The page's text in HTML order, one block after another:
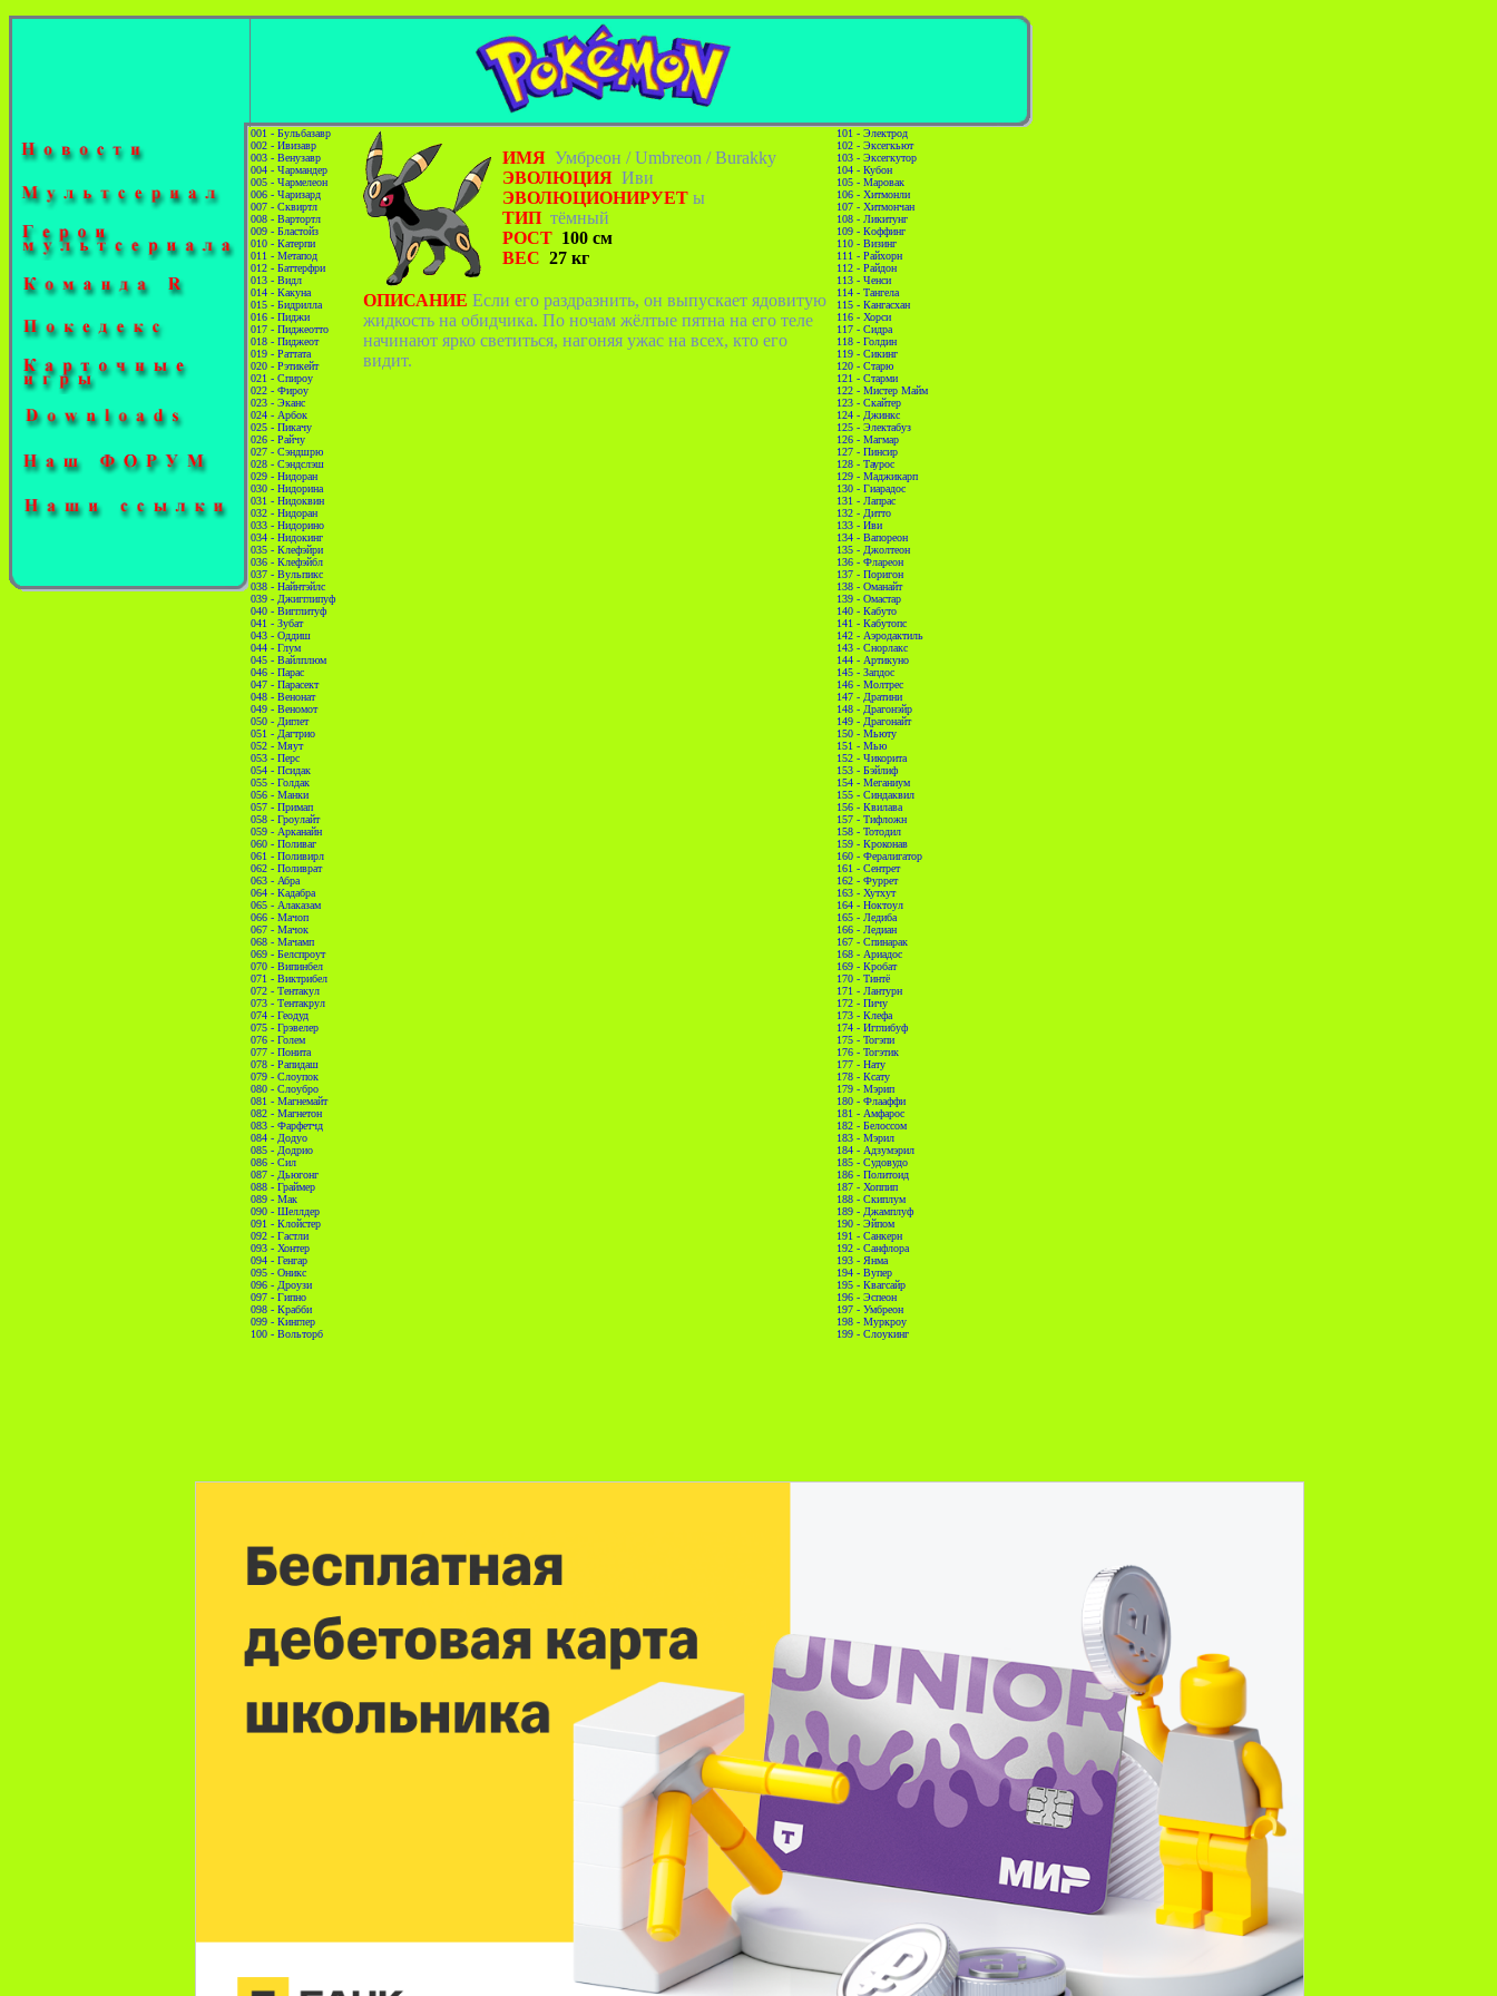
001 - Бульбазавр
002 - Ивизавр
003 - Венузавр
004 - Чармандер
005 - Чармелеон
006 - Чаризард
007 - Сквиртл
008 - Вартортл
009 - Бластойз
010 - Катерпи
011 - Метапод
012 - Баттерфри
013 - Видл
014 - Какуна
015 - Бидрилла
016 - Пиджи
017 - Пиджеотто
018 - Пиджеот
019 - Раттата
020 - Рэтикейт
021 - Спироу
022 - Фироу
023 - Эканс
024 - Арбок
025 - Пикачу
026 - Райчу
027 - Сэндшрю
028 - Сэндслэш
029 - Нидоран
030 - Нидорина
031 - Нидоквин
032 - Нидоран
033 - Нидорино
034 - Нидокинг
035 - Клефэйри
036 - Клефэйбл
037 - Вульпикс
038 - Найнтэйлс
039 - Джигглипуф
040 - Вигглитуф
041 - Зубат
043 - Оддиш
044 - Глум
045 - Вайлплюм
046 - Парас
047 - Парасект
048 - Венонат
049 - Веномот
050 - Диглет
051 - Дагтрио
052 - Мяут
053 - Перс
054 - Псидак
055 - Голдак
056 - Манки
057 - Примап
058 - Гроулайт
059 - Арканайн
060 - Поливаг
061 - Поливирл
062 - Поливрат
063 - Абра
064 - Кадабра
065 - Алаказам
066 - Мачоп
067 - Мачок
068 - Мачамп
069 - Белспроут
070 - Випинбел
071 - Виктрибел
072 - Тентакул
073 - Тентакрул
074 - Геодуд
075 - Грэвелер
076 - Голем
077 - Понита
078 - Рапидаш
079 - Слоупок
080 - Слоубро
081 - Магнемайт
082 - Магнетон
083 - Фарфетчд
084 - Додуо
085 - Додрио
086 - Сил
087 - Дьюгонг
088 - Граймер
089 - Мак
090 - Шеллдер
091 - Клойстер
092 - Гастли
093 - Хонтер
094 - Генгар
095 - Оникс
096 - Дроузи
097 - Гипно
098 - Крабби
099 - Кинглер
100 - Вольторб
ИМЯ Умбреон /Umbreon /Burakky
ЭВОЛЮЦИЯ Иви
ЭВОЛЮЦИОНИРУЕТ ы
ТИП тёмный
РОСТ 100 см
ВЕС 27 кг
ОПИСАНИЕ Если его раздразнить, он выпускает ядовитую
жидкость на обидчика. По ночам жёлтые пятна на его теле
начинают ярко светиться, нагоняя ужас на всех, кто его
видит.
101 - Электрод
102 - Эксегкьют
103 - Эксегкутор
104 - Кубон
105 - Маровак
106 - Хитмонли
107 - Хитмончан
108 - Ликитунг
109 - Коффинг
110 - Визинг
111 - Райхорн
112 - Райдон
113 - Ченси
114 - Тангела
115 - Кангасхан
116 - Хорси
117 - Сидра
118 - Голдин
119 - Сикинг
120 - Старю
121 - Старми
122 - Мистер Майм
123 - Скайтер
124 - Джинкс
125 - Электабуз
126 - Магмар
127 - Пинсир
128 - Таурос
129 - Маджикарп
130 - Гиарадос
131 - Лапрас
132 - Дитто
133 - Иви
134 - Вапореон
135 - Джолтеон
136 - Флареон
137 - Поригон
138 - Оманайт
139 - Омастар
140 - Кабуто
141 - Кабутопс
142 - Аэродактиль
143 - Снорлакс
144 - Артикуно
145 - Запдос
146 - Молтрес
147 - Дратини
148 - Драгонэйр
149 - Драгонайт
150 - Мьюту
151 - Мью
152 - Чикорита
153 - Бэйлиф
154 - Меганиум
155 - Синдаквил
156 - Квилава
157 - Тифложн
158 - Тотодил
159 - Кроконав
160 - Фералигатор
161 - Сентрет
162 - Фуррет
163 - Хутхут
164 - Ноктоул
165 - Ледиба
166 - Ледиан
167 - Спинарак
168 - Ариадос
169 - Кробат
170 - Тинтё
171 - Лантурн
172 - Пичу
173 - Клефа
174 - Игглибуф
175 - Тогэпи
176 - Тогэтик
177 - Нату
178 - Ксату
179 - Мэрип
180 - Флааффи
181 - Амфарос
182 - Белоссом
183 - Мэрил
184 - Адзумэрил
185 - Судовудо
186 - Политоид
187 - Хоппип
188 - Скиплум
189 - Джамплуф
190 - Эйпом
191 - Санкерн
192 - Санфлора
193 - Янма
194 - Вупер
195 - Квагсайр
196 - Эспеон
197 - Умбреон
198 - Муркроу
199 - Слоукинг